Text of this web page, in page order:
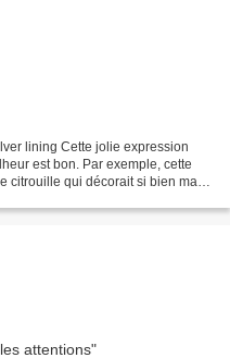
lining Cette jolie expression
est bon. Par exemple, cette
citrouille qui décorait si bien ma